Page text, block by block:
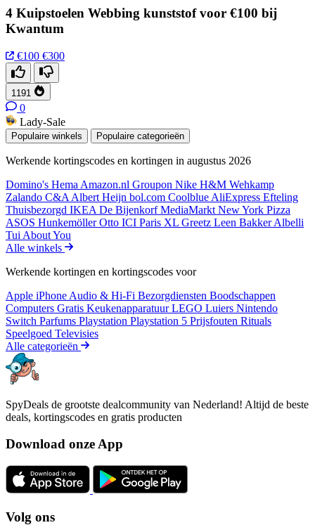
4 Kuipstoelen Webbing kunststof voor €100 bij
Kwantum
€100 €300
1191
0
Lady-Sale
Populaire winkels Populaire categorieën
Werkende kortingscodes en kortingen in augustus 2026
Domino's Hema Amazon.nl Groupon Nike H&M Wehkamp
Zalando C&A Albert Heijn bol.com Coolblue AliExpress Efteling
Thuisbezorgd IKEA De BijenkorfMediaMarkt New York Pizza
ASOS HunkemöllerOtto ICI Paris XL Greetz Leen BakkerAlbelli
Tui About You
Alle winkels
Werkende kortingen en kortingscodes voor
Apple iPhone Audio & Hi-Fi Bezorgdiensten Boodschappen
Computers Gratis KeukenapparatuurLEGO Luiers Nintendo
Switch Parfums Playstation Playstation 5 Prijsfouten Rituals
Speelgoed Televisies
Alle categorieën
SpyDeals de grootste dealcommunity van Nederland! Altijd de beste
deals, kortingscodes en gratis producten
Download onze App
Volg ons